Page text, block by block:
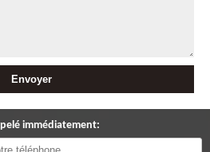
immédiatement: